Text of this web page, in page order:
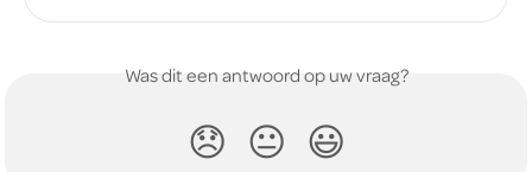
Was dit een antwoord op uw vraag?
😞 😐 😃